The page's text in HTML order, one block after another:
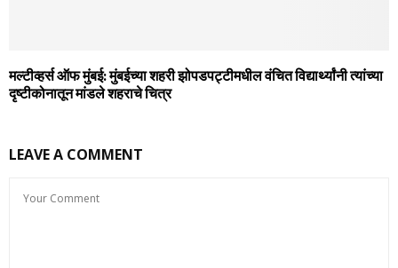
मल्‍टीव्‍हर्स ऑफ मुंबई: मुंबईच्‍या शहरी झोपडपट्टीमधील वंचित विद्यार्थ्‍यांनी त्‍यांच्‍या
दृष्‍टीकोनातून मांडले शहराचे चित्र
LEAVE A COMMENT